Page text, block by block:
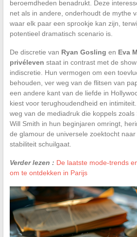
beroemdheden benadrukt. Deze
net als in andere, onderhoudt de mythe
waar elk paar een sprookje kan zijn,
potentieel dramatisch scenario is.
De discretie van Ryan Gosling en Eva
privéleven staat in contrast met de
indiscretie. Hun vermogen om een
behouden, ver weg van de flitsen van
een andere kant van de liefde in
kiest voor terughoudendheid en
weg van de mediadruk die koppels
Will Smith in hun beginjaren omringt,
de glamour de universele zoektocht
stabiliteit schuilgaat.
Verder lezen : De laatste mode-trends
om te ontdekken in Parijs